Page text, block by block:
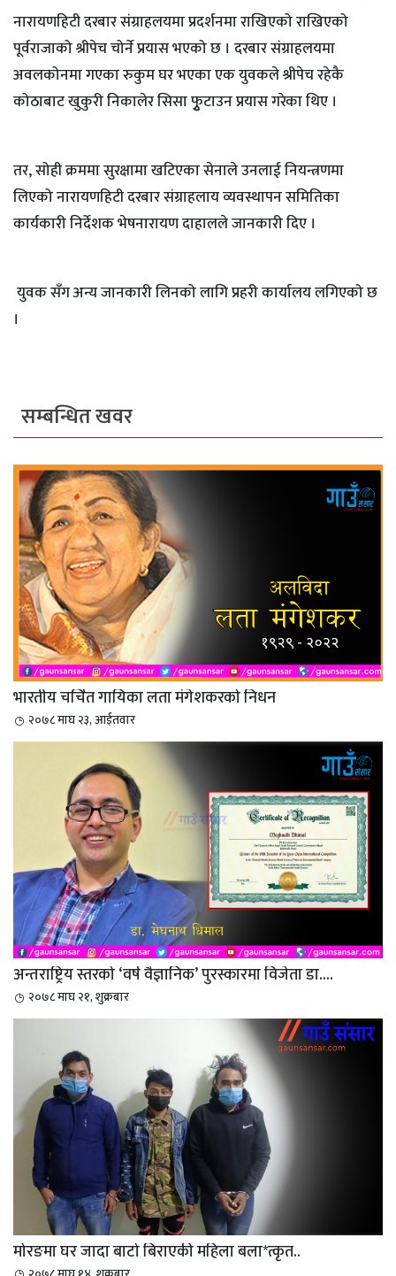
नारायणहिटी दरबार संग्राहलयमा प्रदर्शनमा राखिएको राखिएको
पूर्वराजाको श्रीपेच चोर्ने प्रयास भएको छ । दरबार संग्राहलयमा
अवलकोनमा गएका रुकुम घर भएका एक युवकले श्रीपेच रहेकै
कोठाबाट खुकुरी निकालेर सिसा फुृटाउन प्रयास गरेका थिए ।
तर, सोही क्रममा सुरक्षामा खटिएका सेनाले उनलाई नियन्त्रणमा
लिएको नारायणहिटी दरबार संग्राहलाय व्यवस्थापन समितिका
कार्यकारी निर्देशक भेषनारायण दाहालले जानकारी दिए ।
युवक सँग अन्य जानकारी लिनको लागि प्रहरी कार्यालय लगिएको छ
।
सम्बन्धित खवर
भारतीय चर्चित गायिका लता मंगेशकरको निधन
२०७८ माघ २३, आईतवार
अन्तराष्ट्रिय स्तरको ‘वर्ष वैज्ञानिक’ पुरस्कारमा विजेता डा....
२०७८ माघ २१, शुक्रबार
मोरङमा घर जादा बाटो बिराएकी महिला बला*त्कृत..